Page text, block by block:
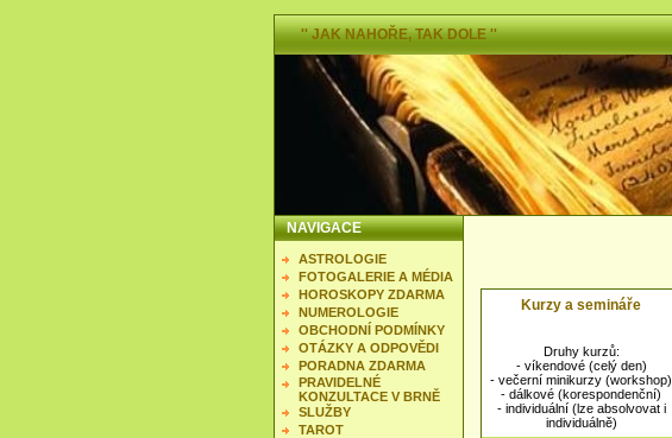
'' JAK NAHOŘE, TAK DOLE ''
NAVIGACE
ASTROLOGIE
FOTOGALERIE A MÉDIA
HOROSKOPY ZDARMA
NUMEROLOGIE
OBCHODNÍ PODMÍNKY
OTÁZKY A ODPOVĚDI
PORADNA ZDARMA
PRAVIDELNÉ
KONZULTACE V BRNĚ
SLUŽBY
TAROT
Kurzy a semináře
Druhy kurzů:
- víkendové (celý den)
- večerní minikurzy (workshop)
- dálkové (korespondenční)
- individuální (lze absolvovat i
individuálně)